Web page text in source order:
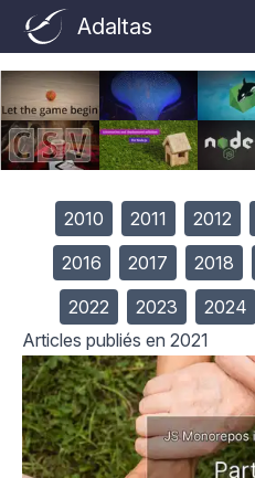
Adaltas
2010 2011 2012
2016
2017 2018
2022
2023 2024
Articles publiés en 2021